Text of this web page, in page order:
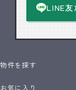
LINE友
物件を探す
お気に入り